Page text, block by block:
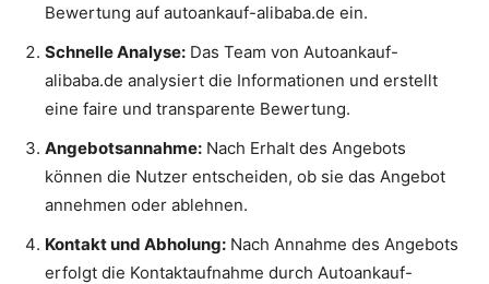
Bewertung auf autoankauf-alibaba.de ein.
Schnelle Analyse: Das Team von Autoankauf-
alibaba.de analysiert die Informationen und erstellt
eine faire und transparente Bewertung.
Angebotsannahme: Nach Erhalt des Angebots
können die Nutzer entscheiden, ob sie das Angebot
annehmen oder ablehnen.
Kontakt und Abholung: Nach Annahme des Angebots
erfolgt die Kontaktaufnahme durch Autoankauf-